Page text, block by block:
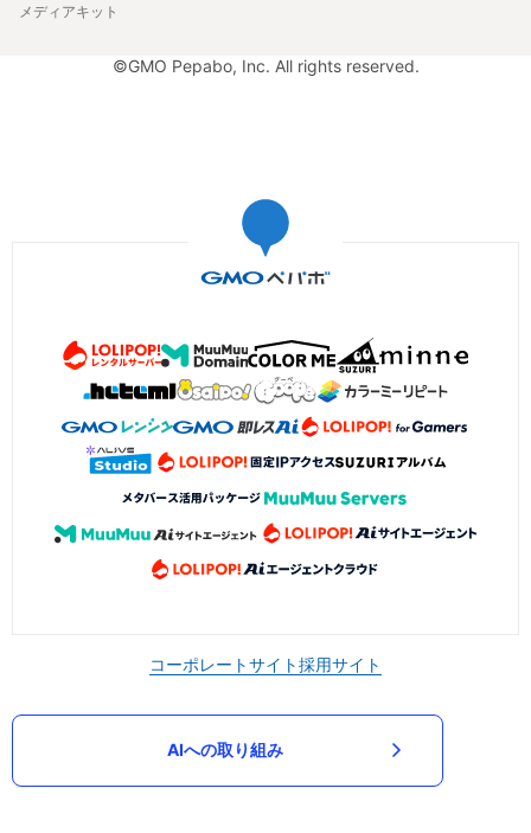
メディアキット
©GMO Pepabo, Inc. All rights reserved.
コーポレートサイト採用サイト
AIへの取り組み